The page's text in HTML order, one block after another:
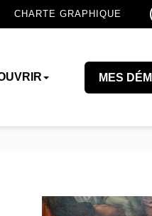
CHARTE GRAPHIQUE
MES